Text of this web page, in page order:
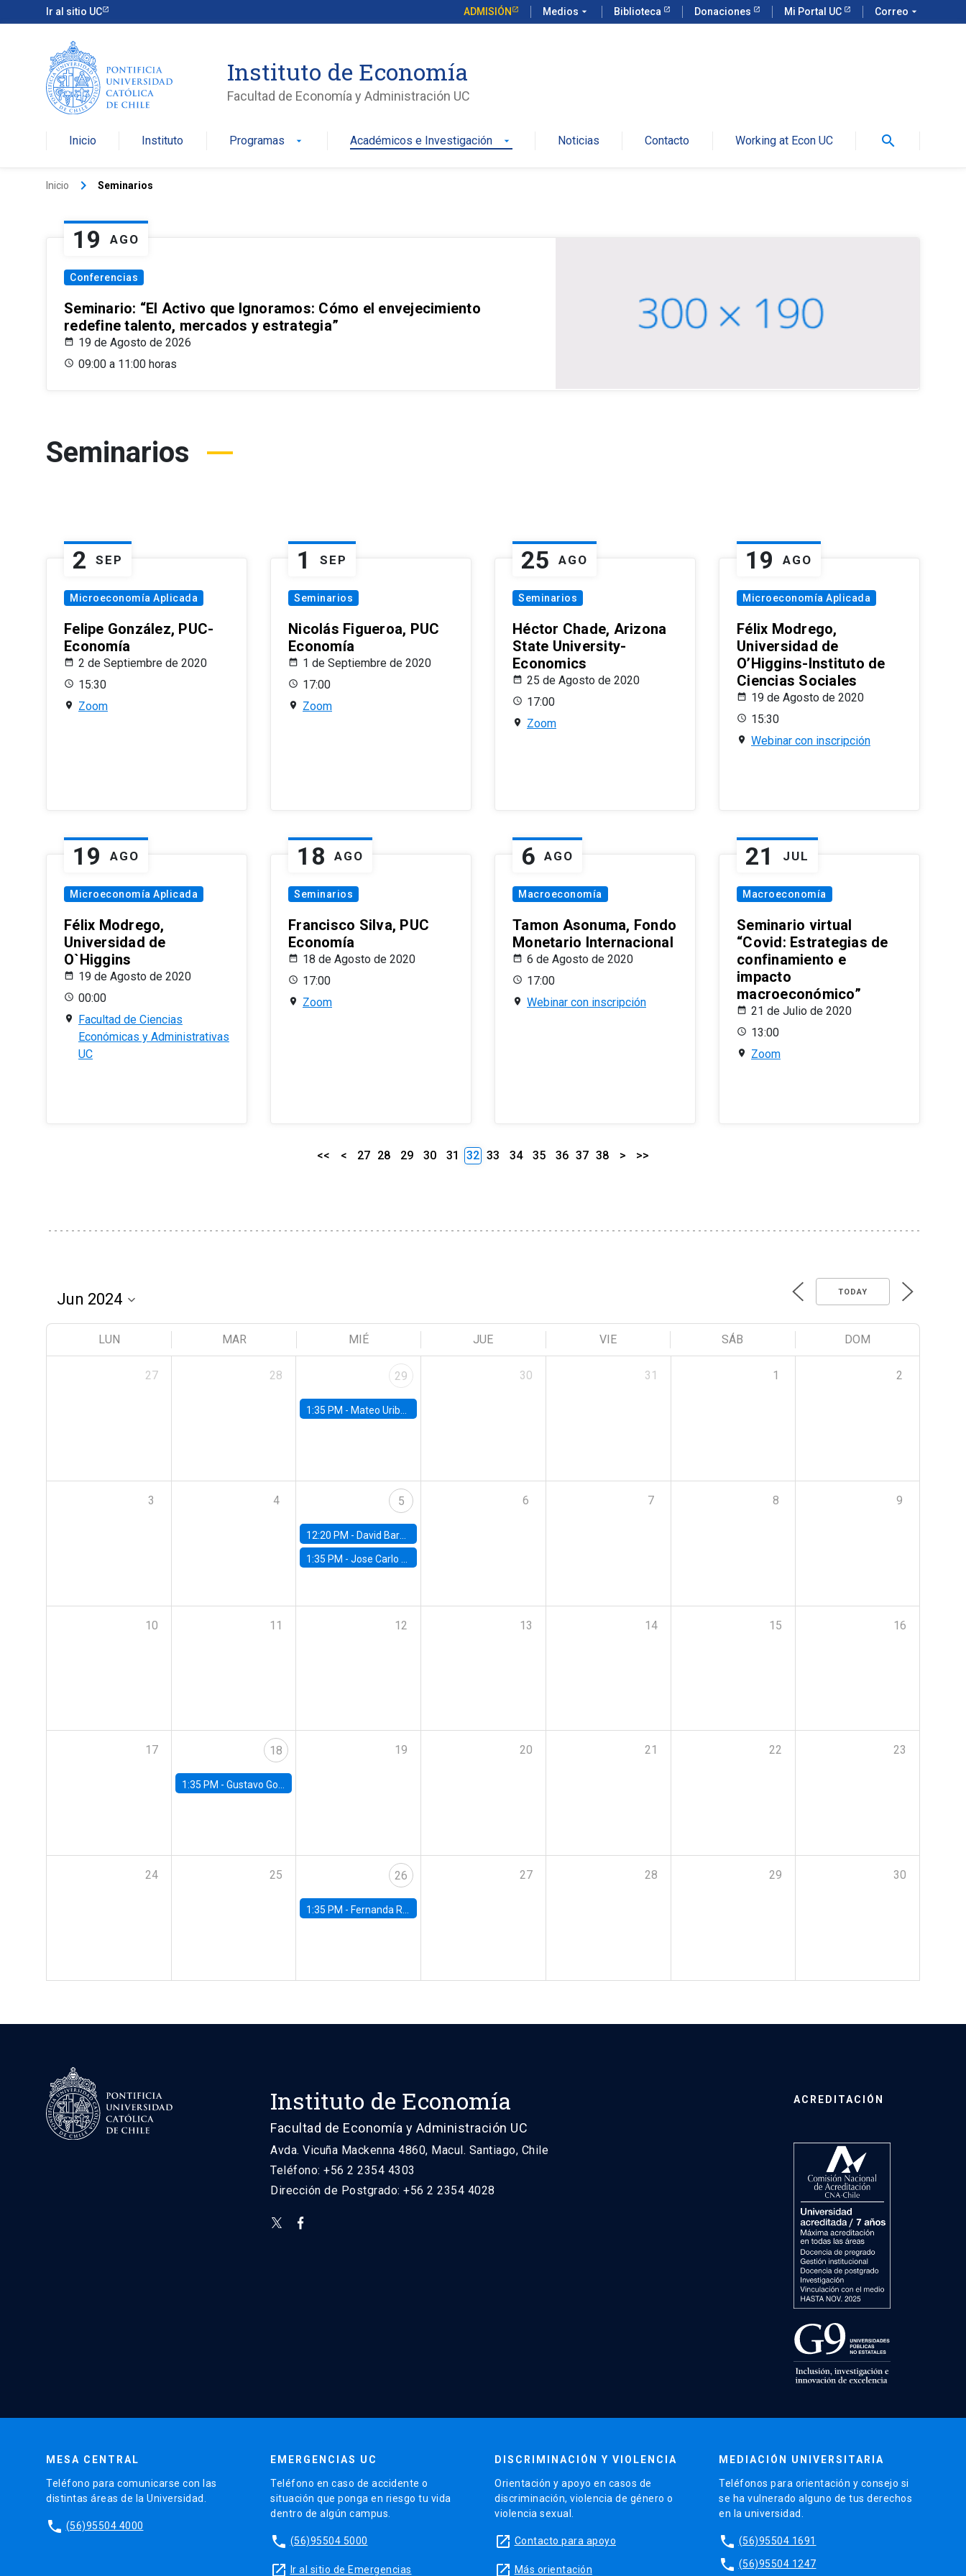
Ir al sitio UC ADMISIÓN Medios arrow_drop_down Biblioteca Donaciones Mi Portal UC Correo arrow_drop_down
Instituto de Economía
Facultad de Economía y Administración UC
Inicio Instituto Programas arrow_drop_down Académicos e Investigación arrow_drop_down Noticias Contacto Working at Econ UC search
Inicio keyboard_arrow_right Seminarios
19 AGO
Conferencias
Seminario: “El Activo que Ignoramos: Cómo el envejecimiento
redefine talento, mercados y estrategia”
19 de Agosto de 2026
09:00 a 11:00 horas
Seminarios
2 SEP
Microeconomía Aplicada
Felipe González, PUC-
Economía
2 de Septiembre de 2020
15:30
Zoom
1 SEP
Seminarios
Nicolás Figueroa, PUC
Economía
1 de Septiembre de 2020
17:00
Zoom
25 AGO
Seminarios
Héctor Chade, Arizona
State University-
Economics
25 de Agosto de 2020
17:00
Zoom
19 AGO
Microeconomía Aplicada
Félix Modrego,
Universidad de
O’Higgins-Instituto de
Ciencias Sociales
19 de Agosto de 2020
15:30
Webinar con inscripción
19 AGO
Microeconomía Aplicada
Félix Modrego,
Universidad de
O`Higgins
19 de Agosto de 2020
00:00
Facultad de Ciencias
Económicas y Administrativas
UC
18 AGO
Seminarios
Francisco Silva, PUC
Economía
18 de Agosto de 2020
17:00
Zoom
6 AGO
Macroeconomía
Tamon Asonuma, Fondo
Monetario Internacional
6 de Agosto de 2020
17:00
Webinar con inscripción
21 JUL
Macroeconomía
Seminario virtual
“Covid: Estrategias de
confinamiento e
impacto
macroeconómico”
21 de Julio de 2020
13:00
Zoom
<< < 27 28 29 30 31 32 33 34 35 36 37 38 > >>
TODAY
LUN MAR MIÉ JUE VIE SÁB DOM
27 28 29
1:35 PM - Mateo Uribe-Castro, Universidad de los Andes (Colombia)
30 31 1 2
3 4 5
12:20 PM - David Bardey, Universidad de los Andes - CEDE
1:35 PM -Jose Carlo Bermudez, UC (ME) & World Bank
6 7 8 9
10 11 12 13 14 15 16
17 18
1:35 PM - Gustavo González, Banco Central de Chile
19 20 21 22 23
24 25 26
1:35 PM - Fernanda Rojas Ampuero, University of Wisconsin-Madison
27 28 29 30
Instituto de Economía
Facultad de Economía y Administración UC
Avda. Vicuña Mackenna 4860, Macul. Santiago, Chile
Teléfono: +56 2 2354 4303
Dirección de Postgrado: +56 2 2354 4028
ACREDITACIÓN
MESA CENTRAL
Teléfono para comunicarse con las
distintas áreas de la Universidad.
phone (56)95504 4000
EMERGENCIAS UC
Teléfono en caso de accidente o
situación que ponga en riesgo tu vida
dentro de algún campus.
phone (56)95504 5000
launch Ir al sitio de Emergencias
DISCRIMINACIÓN Y VIOLENCIA
Orientación y apoyo en casos de
discriminación, violencia de género o
violencia sexual.
launch Contacto para apoyo
launch Más orientación
MEDIACIÓN UNIVERSITARIA
Teléfonos para orientación y consejo si
se ha vulnerado alguno de tus derechos
en la universidad.
phone (56)95504 1691
phone (56)95504 1247